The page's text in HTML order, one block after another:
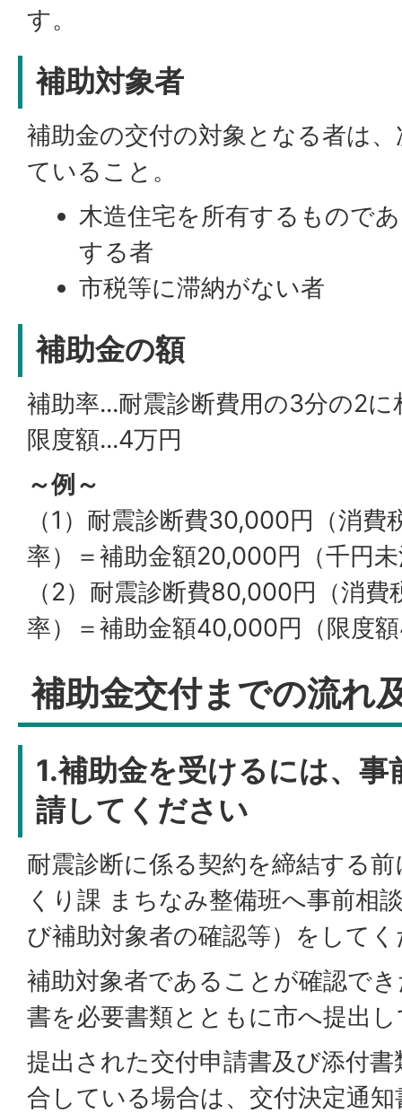
す。
補助対象者
補助金の交付の対象となる者は
ていること。
木造住宅を所有するもので
する者
市税等に滞納がない者
補助金の額
補助率...耐震診断費用の3分の2
限度額...4万円
～例～
（1）耐震診断費30,000円（消
率）＝補助金額20,000円（千円
（2）耐震診断費80,000円（消
率）＝補助金額40,000円（限度
補助金交付までの流れ
1.補助金を受けるには、
請してください
耐震診断に係る契約を締結する
くり課 まちなみ整備班へ事前相
び補助対象者の確認等）をして
補助対象者であることが確認で
書を必要書類とともに市へ提出
提出された交付申請書及び添付
合している場合は、交付決定通